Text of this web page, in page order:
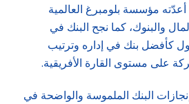
أعدّته مؤسسة بلومبرغ العالمية
والبنوك، كما نجح البنك في
كأفضل بنك في إداره وترتيب
على مستوى القارة الأفريقية.
إنجازات البنك الملموسة والواضحة في